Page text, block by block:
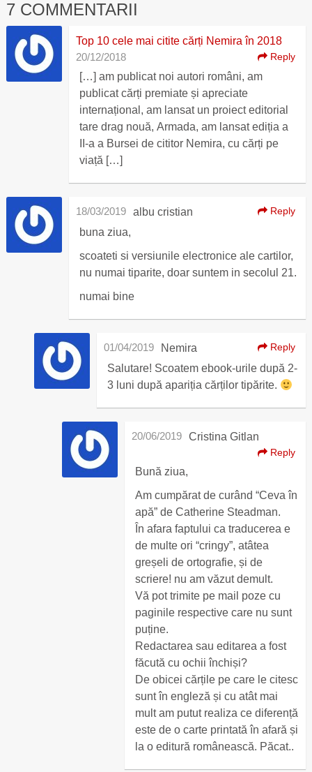
7 COMMENTARII
Top 10 cele mai citite cărți Nemira în 2018
20/12/2018
Reply
[…] am publicat noi autori români, am
publicat cărți premiate și apreciate
internațional, am lansat un proiect editorial
tare drag nouă, Armada, am lansat ediția a
II-a a Bursei de cititor Nemira, cu cărți pe
viață […]
albu cristian
18/03/2019 Reply
buna ziua,
scoateti si versiunile electronice ale cartilor,
nu numai tiparite, doar suntem in secolul 21.
numai bine
Nemira
01/04/2019 Reply
Salutare! Scoatem ebook-urile după 2-
3 luni după apariția cărților tipărite.
Cristina Gitlan
20/06/2019
Reply
Bună ziua,
Am cumpărat de curând “Ceva în
apă” de Catherine Steadman.
În afara faptului ca traducerea e
de multe ori “cringy”, atâtea
greșeli de ortografie, și de
scriere! nu am văzut demult.
Vă pot trimite pe mail poze cu
paginile respective care nu sunt
puține.
Redactarea sau editarea a fost
făcută cu ochii închiși?
De obicei cărțile pe care le citesc
sunt în engleză și cu atât mai
mult am putut realiza ce diferență
este de o carte printată în afară și
la o editură românească. Păcat..